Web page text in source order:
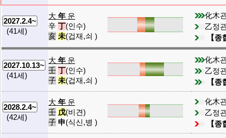
2027.2.4~
(41세)
大 年 운
辛 丁(인수)
亥 未(겁재,쇠 )
化木
乙정
【종
2027.10.13~
(41세)
大 年 운
壬 丁(인수)
子 未(겁재,쇠 )
化木
乙정
【종
2028.2.4~
(42세)
大 年 운
壬 戊(비견)
子 申(식신,병 )
化木
乙정
【종